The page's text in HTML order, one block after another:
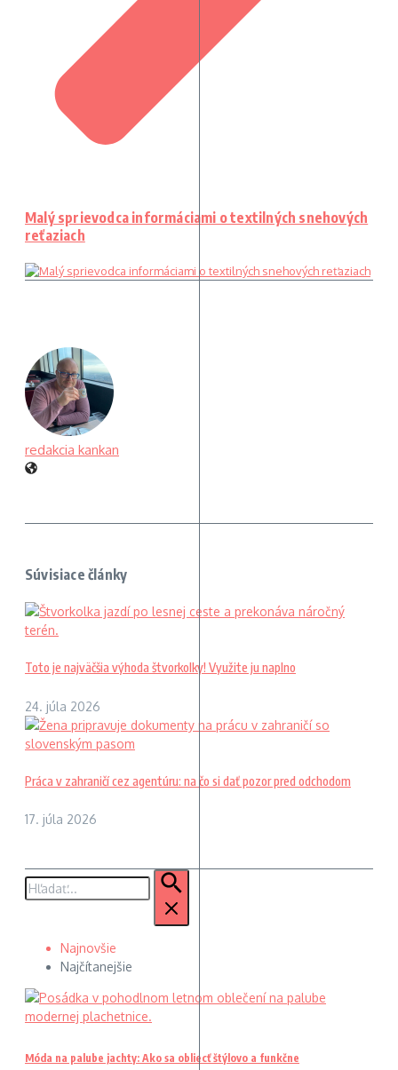
Malý sprievodca informáciami o textilných snehových
reťaziach
redakcia kankan
Súvisiace články
Toto je najväčšia výhoda štvorkolky! Využite ju naplno
24. júla 2026
Práca v zahraničí cez agentúru: na čo si dať pozor pred odchodom
17. júla 2026
Hľadať:
Najnovšie
Najčítanejšie
Móda na palube jachty: Ako sa obliecť štýlovo a funkčne